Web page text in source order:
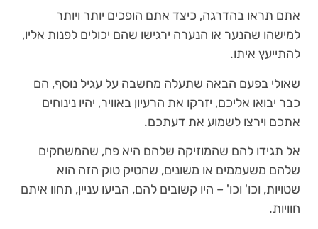
אתם תראו בהדרגה, כיצד אתם הופכים יותר ויותר
למישהו שהנער או הנערה ירגישו שהם יכולים לפנות אליו,
להתייעץ איתו.
שאולי בפעם הבאה שתעלה מחשבה על עגיל נוסף, הם
כבר יבואו אליכם, יזרקו את הרעיון באוויר, יהיו נינוחים
אתכם וירצו לשמוע את דעתכם.
אל תגידו להם שהמוזיקה שלהם היא פח, שהמשחקים
שלהם משעממים או משונים, שהטיק טוק הזה הוא
שטויות, וכו' וכו' – היו קשובים להם, הביעו עניין, תחוו איתם
חוויות.